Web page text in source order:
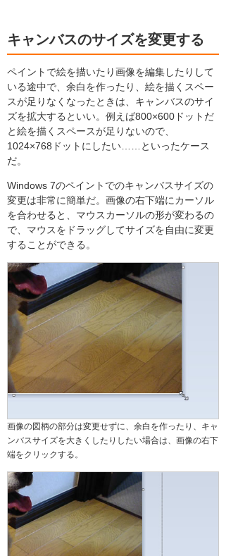
キャンバスのサイズを変更する
ペイントで絵を描いたり画像を編集したりして
いる途中で、余白を作ったり、絵を描くスペー
スが足りなくなったときは、キャンバスのサイ
ズを拡大するといい。例えば800×600ドットだ
と絵を描くスペースが足りないので、
1024×768ドットにしたい……といったケース
だ。
Windows 7のペイントでのキャンバスサイズの
変更は非常に簡単だ。画像の右下端にカーソル
を合わせると、マウスカーソルの形が変わるの
で、マウスをドラッグしてサイズを自由に変更
することができる。
画像の図柄の部分は変更せずに、余白を作ったり、キャ
ンバスサイズを大きくしたりしたい場合は、画像の右下
端をクリックする。